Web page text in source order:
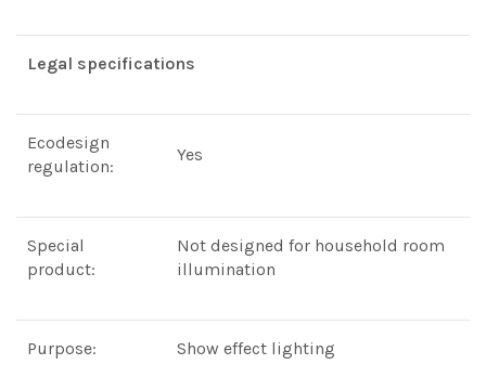
Legal specifications
Ecodesign
regulation:
Yes
Special
product:
Not designed for household room
illumination
Purpose: Show effect lighting